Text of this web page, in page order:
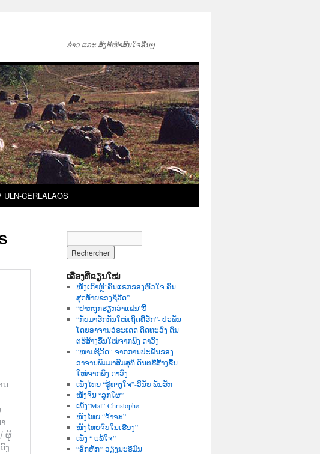
ຂ່າວ ແລະ ສິ່ງທີ່ໜ້າສົນໃຈອື່ນໆ
CERLALAOS
ເລື່ອງທີ່ຂຽນໃໝ່
ໜັງເກົາຫຼີ”ຄົນແຣກຂອງຫົວໃຈ ຄົນ
ສຸດທ້າຍຂອງຊິວີດ”
“ຢາກຖຸກຮຽກວ່າແຟນ”ບີ້
“ກັບມາຮັກກັນໃໝ່ເຖິດທີ່ຮັກ”- ປະພັນ
ໂດຍອາຈານວໍຣະເດດ ດິດທະວົງ ດົນ
ຕຮີສ້າງຂື້ນໃໝ່ຈາກພົງ ດາວົງ
“ໜາມຊິວີດ”-ຈາກການປະພັນຂອງ
ອາຈານພົມມາສົມສຸທິ ດົນຕຮີສ້າງຂື້ນ
ໃໝ່ຈາກພົງ ດາວົງ
ເພັງໄທຍ “ຊູ້ທາງໃຈ”-ວິນັຍ ພັນຮັກ
ໜັງຈີນ “ລູກໃຜ”
ເພັງ”Mal”-Christophe
ໜັງໄທຍ “ຈ້າຈະ”
ໜັງໄທຍຈົບໃນເຮື່ອງ”
ເພັງ “ ແພ້ໃຈ”
“ອົກຫັກ”-ວຽງນະຣືມົນ